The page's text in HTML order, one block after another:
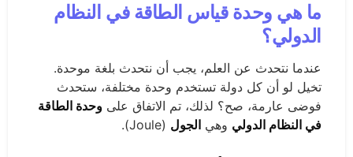
ما هي وحدة قياس الطاقة في النظام
الدولي؟
عندما نتحدث عن العلم، يجب أن نتحدث بلغة موحدة.
تخيل لو أن كل دولة تستخدم وحدة مختلفة، ستحدث
فوضى عارمة، صح؟ لذلك، تم الاتفاق على وحدة الطاقة
في النظام الدولي وهي الجول (Joule).